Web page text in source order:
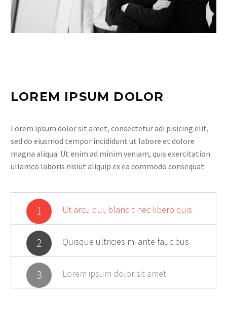
LOREM IPSUM DOLOR
Lorem ipsum dolor sit amet, consectetur adi pisicing elit,
sed do eiusmod tempor incididunt ut labore et dolore
magna aliqua. Ut enim ad minim veniam, quis exercitation
ullamco laboris nisiut aliquip ex ea commodo consequat.
1 Ut arcu dui, blandit nec libero quis
2 Quisque ultricies mi ante faucibus
3 Lorem ipsum dolor sit amet